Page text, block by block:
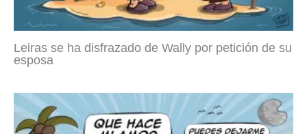
Leiras se ha disfrazado de Wally por petición de su
esposa